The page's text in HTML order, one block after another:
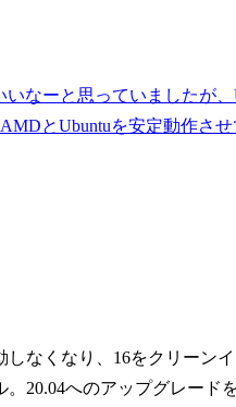
いなーと思っていましたが
とUbuntuを安定動作さ
なくなり、16をクリーン
20.04へのアップグレード